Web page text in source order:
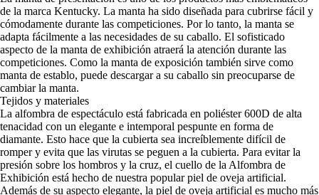
de la marca Kentucky. La manta ha sido diseñada para cubrirse fácil y
cómodamente durante las competiciones. Por lo tanto, la manta se
adapta fácilmente a las necesidades de su caballo. El sofisticado
aspecto de la manta de exhibición atraerá la atención durante las
competiciones. Como la manta de exposición también sirve como
manta de establo, puede descargar a su caballo sin preocuparse de
cambiar la manta.
Tejidos y materiales
La alfombra de espectáculo está fabricada en poliéster 600D de alta
tenacidad con un elegante e intemporal pespunte en forma de
diamante. Esto hace que la cubierta sea increíblemente difícil de
romper y evita que las virutas se peguen a la cubierta. Para evitar la
presión sobre los hombros y la cruz, el cuello de la Alfombra de
Exhibición está hecho de nuestra popular piel de oveja artificial.
Además de su aspecto elegante, la piel de oveja artificial es mucho más